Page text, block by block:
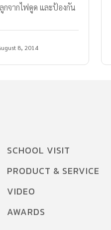
กจากไฟดูด และป้องกัน
8, 2014
SCHOOL VISIT
PRODUCT & SERVICE
VIDEO
AWARDS